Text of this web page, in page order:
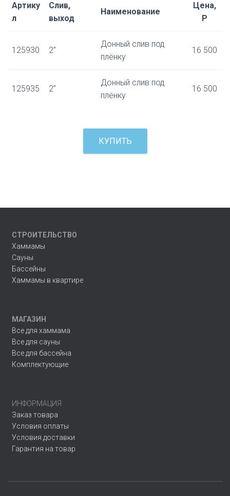
Артику
л
Слив,
выход
Наименование
Цена,
Р
125930 2”
Донный слив под
плёнку
16 500
125935 2”
Донный слив под
плёнку
16 500
КУПИТЬ
СТРОИТЕЛЬСТВО
Хаммамы
Сауны
Бассейны
Хаммамы в квартире
МАГАЗИН
Все для хаммама
Все для сауны
Все для бассейна
Комплектующие
ИНФОРМАЦИЯ
Заказ товара
Условия оплаты
Условия доставки
Гарантия на товар